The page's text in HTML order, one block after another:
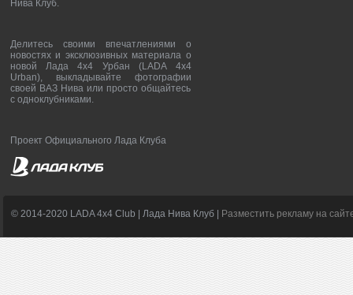
Нива Клуб.
Делитесь своими впечатлениями о
новостях и эксклюзивных материала о
новой Лада 4х4 Урбан (LADA 4x4
Urban), выкладывайте фотографии
своей ВАЗ Нива или просто общайтесь
с одноклубниками.
Проект Официального Лада Клуба
© 2014-2020 LADA 4x4 Club | Лада Нива Клуб | Разместить рекламу на